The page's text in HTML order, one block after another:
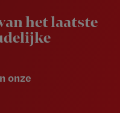
het laatste
onze